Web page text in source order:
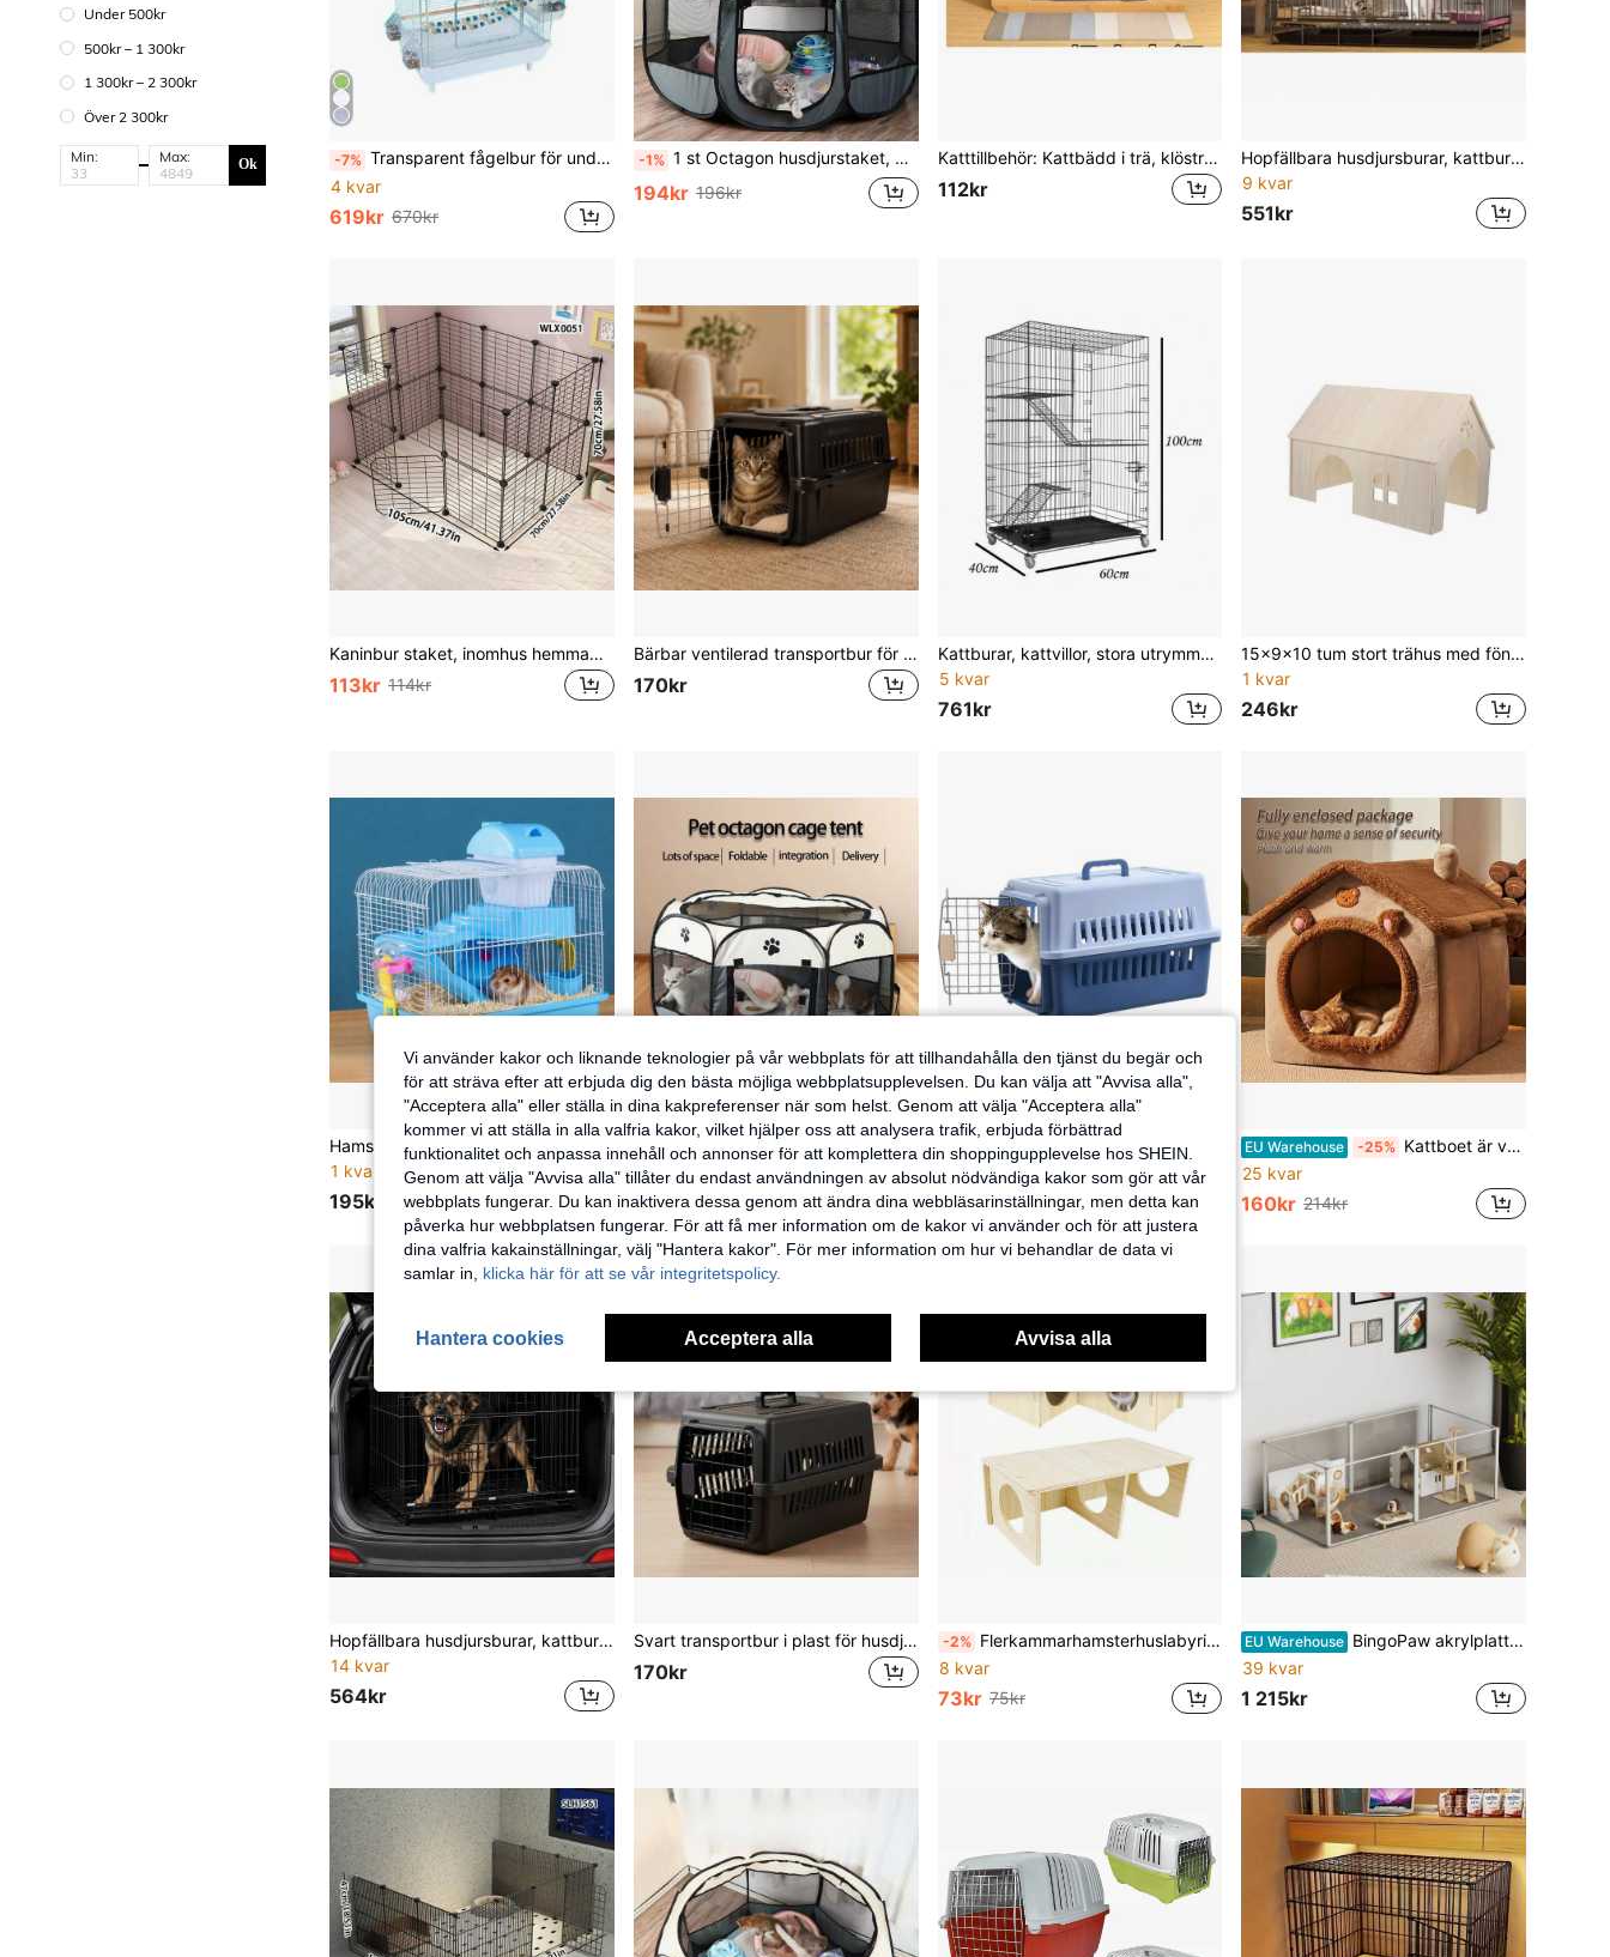
Under 500kr
500kr – 1 300kr
1 300kr – 2 300kr
Över 2 300kr
Min: Max: Ok -7% Transparent fågelbur för undulater, dekorativ fågelbur för nymfparakiter, dvergpapegojor och vitögda papegojor, stor villa-fågelbur, tittbur
4 kvar
619kr 670kr
-1% 1 st Octagon husdjurstaket, husdjurstält, kattbur, kattförlossningsavdelning, hundsäng, kattsäng, hundbur för små husdjur
194kr 196kr
Katttillbehör: Kattbädd i trä, klöstra för katt, stort katthus, rymligt extra stort katthus, stapelbar kattvilla, för alla årstider
112kr
Hopfällbara husdjursburar, kattburar, hundburar, kaninburar, förtjockade järnburar, små och medelstora hundburar med toaletter, husdjursburar för katter och villor.
9 kvar
551kr
Kaninbur staket, inomhus hemmabruk liten hund Corgi isoleringsnät, kattunge/valp lekhage
113kr 114kr
Bärbar ventilerad transportbur för husdjur, 58*35*36 cm, svart plastbärare med metalldörr för små hundar och katter, för utomhusresa
170kr
Kattburar, kattvillor, stora utrymmen, katthus med dubbla eller tre lager, hopfällbara kattburar, katthem
5 kvar
761kr
15x9x10 tum stort trähus med fönster och tak, trähabitatdekoration lämplig för marsvin, kaniner, hamstrar och andra små husdjur
1 kvar
246kr
1 kvar
195kr
EU Warehouse -25%
Djurtält, åttkantig bur, staket, kattbur, hopfällbar kattbur, superhemkattbo, universellt förlossningsrum för fyra säsonger
20 kvar
160kr 216kr
170kr
EU Warehouse -25% Kattboet är varmt på vintern, instängt, säkert, avtagbart och tvättbart katthus, katthus, kattbädd, hundkoja för vinterbruk
25 kvar
160kr 214kr
Hopfällbara husdjursburar, kattburar, hundburar, kaninburar, förtjockade järnburar, små och medelstora hundburar med toaletter, husdjursburar för katter och villor.
14 kvar
564kr
Svart transportbur i plast för husdjur med metallgallerdörr och bärhandtag, 58*35*36 cm, ventilerad transportbur för katter och små hundar
170kr
-2% Flerkammarhamsterhuslabyrint, 3-rumsgömmor, trähamsterlabyrint och tunnelutforskningsleksaker, inredning för hamsterhusmiljöer för hamstermöss Gerbils Lemmings
8 kvar
73kr 75kr
EU Warehouse BingoPaw akrylplatta små djur lekhage inomhus: små djur inhägnad med bottenplattor och dörr, inhägnad för marsvin, kaniner, hamstrar, igelkottar, 120x60x40 cm
39 kvar
1 215kr
Vi använder kakor och liknande teknologier på vår webbplats för att tillhandahålla den tjänst du begär och
för att sträva efter att erbjuda dig den bästa möjliga webbplatsupplevelsen. Du kan välja att "Avvisa alla",
"Acceptera alla" eller ställa in dina kakpreferenser när som helst. Genom att välja "Acceptera alla"
kommer vi att ställa in alla valfria kakor, vilket hjälper oss att analysera trafik, erbjuda förbättrad
funktionalitet och anpassa innehåll och annonser för att komplettera din shoppingupplevelse hos SHEIN.
Genom att välja "Avvisa alla" tillåter du endast användningen av absolut nödvändiga kakor som gör att vår
webbplats fungerar. Du kan inaktivera dessa genom att ändra dina webbläsarinställningar, men detta kan
påverka hur webbplatsen fungerar. För att få mer information om de kakor vi använder och för att justera
dina valfria kakainställningar, välj "Hantera kakor". För mer information om hur vi behandlar de data vi
samlar in, klicka här för att se vår integritetspolicy.
Hantera cookies Acceptera alla Avvisa alla